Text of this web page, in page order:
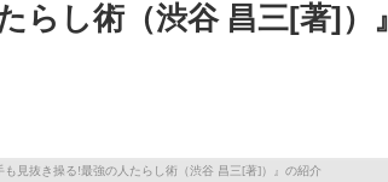
らし術（渋谷 昌三[著]）